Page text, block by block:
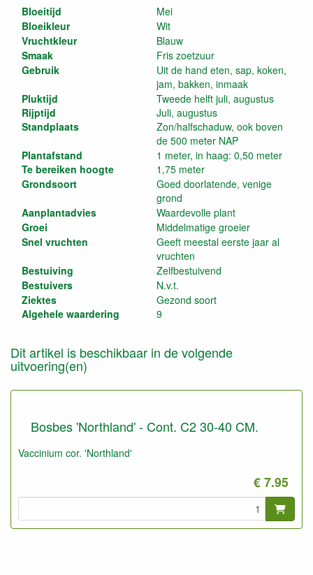
Bloeitijd
Mei
Bloeikleur
Wit
Vruchtkleur
Blauw
Smaak
Fris zoetzuur
Gebruik
Uit de hand eten, sap, koken,
jam, bakken, inmaak
Pluktijd
Rijptijd
Standplaats
Tweede helft juli, augustus
Juli, augustus
Zon/halfschaduw, ook boven
de 500 meter NAP
Plantafstand
Te bereiken hoogte
1 meter, in haag: 0,50 meter
1,75 meter
Grondsoort
Goed doorlatende, venige
grond
Aanplantadvies
Waardevolle plant
Groei
Middelmatige groeier
Snel vruchten
Geeft meestal eerste jaar al
vruchten
Bestuiving
Zelfbestuivend
Bestuivers
N.v.t.
Ziektes
Algehele waardering
Gezond soort
9
Dit artikel is beschikbaar in de volgende
uitvoering(en)
Bosbes 'Northland' - Cont. C2 30-40 CM.
Vaccinium cor. 'Northland'
€ 7.95